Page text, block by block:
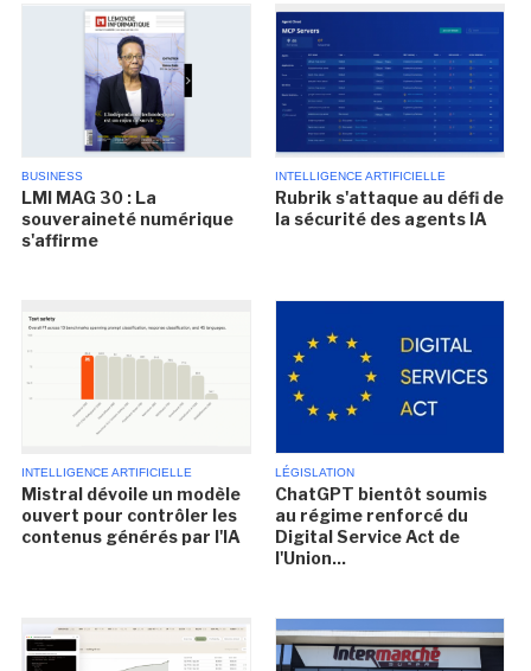
BUSINESS
LMI MAG 30 : La
souveraineté numérique
s'affirme
INTELLIGENCE ARTIFICIELLE
Rubrik s'attaque au défi de
la sécurité des agents IA
INTELLIGENCE ARTIFICIELLE
Mistral dévoile un modèle
ouvert pour contrôler les
contenus générés par l'IA
LÉGISLATION
ChatGPT bientôt soumis
au régime renforcé du
Digital Service Act de
l'Union...